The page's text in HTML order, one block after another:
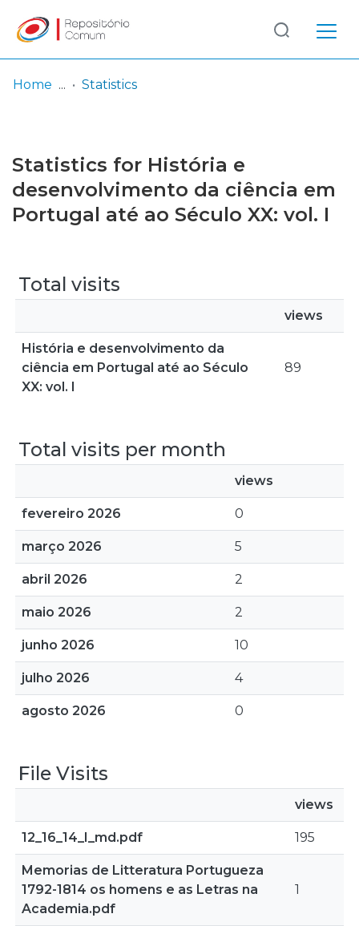
Browse repository
Entities
Log
In
(current)
Home Statistics
Statistics for História e
desenvolvimento da ciência em
Portugal até ao Século XX: vol. I
Total visits
views
História e desenvolvimento da
ciência em Portugal até ao Século
XX: vol. I
89
Total visits per month
views
fevereiro 2026 0
março 2026 5
abril 2026 2
maio 2026 2
junho 2026 10
julho 2026 4
agosto 2026 0
File Visits
views
12_16_14_I_md.pdf 195
Memorias de Litteratura Portugueza
1792-1814 os homens e as Letras na
Academia.pdf
1